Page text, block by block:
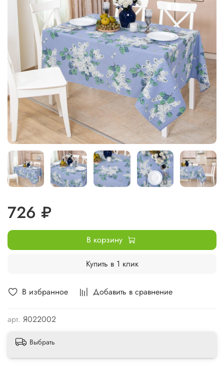
В избранное Добавить в сравнение
арт. Я022002
726 ₽
В корзину
Купить в 1 клик
Выбрать